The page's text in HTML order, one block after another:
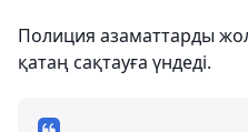
Полиция азаматтарды жол
қатаң сақтауға үндеді.